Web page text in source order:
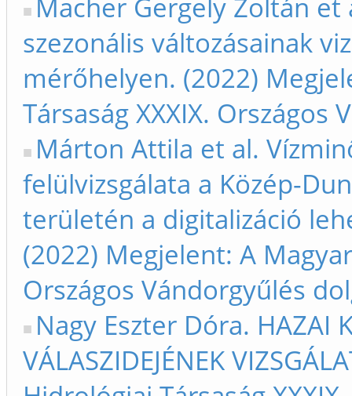
Macher Gergely Zoltán
szezonális változásainak
mérőhelyen. (2022)
Társaság XXXIX.
Márton Attila et al.
felülvizsgálata a Közép-
területén a digitalizáció
(2022) Megjelent: A
Országos Vándorgyűlés
Nagy Eszter Dóra. HAZAI
VÁLASZIDEJÉNEK